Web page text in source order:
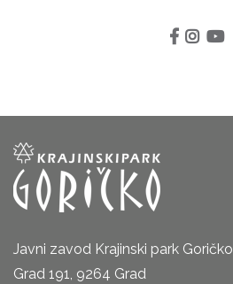
Javni zavod Krajinski park Goričko
Grad 191, 9264 Grad